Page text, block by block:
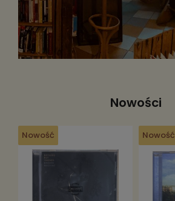
Nowości
Nowość Nowość